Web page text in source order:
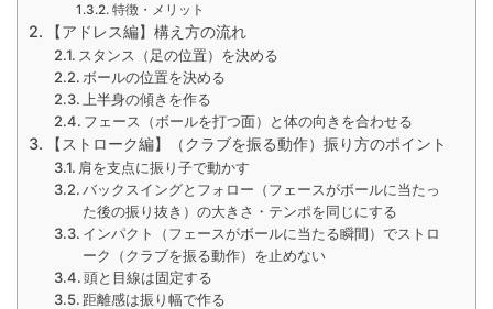
特徴・メリット
【アドレス編】構え方の流れ
スタンス（足の位置）を決める
ボールの位置を決める
上半身の傾きを作る
フェース（ボールを打つ面）と体の向きを合わせる
【ストローク編】（クラブを振る動作）振り方のポイント
肩を支点に振り子で動かす
バックスイングとフォロー（フェースがボールに当たっ
た後の振り抜き）の大きさ・テンポを同じにする
インパクト（フェースがボールに当たる瞬間）でストロ
ーク（クラブを振る動作）を止めない
頭と目線は固定する
距離感は振り幅で作る